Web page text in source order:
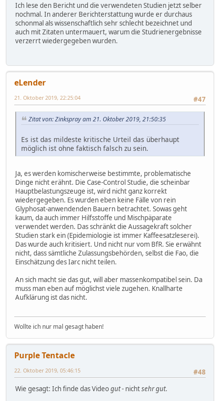
Ich lese den Bericht und die verwendeten Studien jetzt selber
nochmal. In anderer Berichterstattung wurde er durchaus
schonmal als wissenschaftlich sehr schlecht bezeichnet und
auch mit Zitaten untermauert, warum die Studrienergebnisse
verzerrt wiedergegeben wurden.
eLender
#47
21. Oktober 2019, 22:25:04
Zitat von: Zinkspray am 21. Oktober 2019, 21:50:35
Es ist das mildeste kritische Urteil das überhaupt
möglich ist ohne faktisch falsch zu sein.
Ja, es werden komischerweise bestimmte, problematische
Dinge nicht erähnt. Die Case-Control Studie, die scheinbar
Hauptbelastungszeuge ist, wird nicht ganz korrekt
wiedergegeben. Es wurden eben keine Fälle von rein
Glyphosat-anwendenden Bauern betrachtet. Sowas geht
kaum, da auch immer Hilfsstoffe und Mischpäparate
verwendet werden. Das schränkt die Aussagekraft solcher
Studien stark ein (Epidemiologie ist immer Kaffeesatzleserei).
Das wurde auch kritisiert. Und nicht nur vom BfR. Sie erwähnt
nicht, dass sämtliche Zulassungsbehörden, selbst die Fao, die
Einschätzung des Iarc nicht teilen.
An sich macht sie das gut, will aber massenkompatibel sein. Da
muss man eben auf möglichst viele zugehen. Knallharte
Aufklärung ist das nicht.
Wollte ich nur mal gesagt haben!
Purple Tentacle
#48
22. Oktober 2019, 05:46:15
Wie gesagt: Ich finde das Videogut- nichtsehr gut.